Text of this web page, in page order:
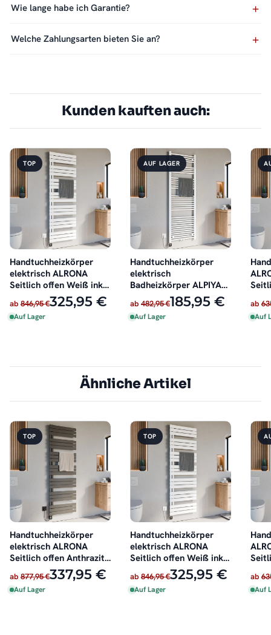
Wie lange habe ich Garantie?
Welche Zahlungsarten bieten Sie an?
Kunden kauften auch:
TOP
Handtuchheizkörper
elektrisch ALRONA
Seitlich offen Weiß inkl.
ab 846,95 €325,95 €
Auf Lager
AUF LAGER
Handtuchheizkörper
elektrisch
Badheizkörper ALPIYA
Weiß inkl. Heizstab
ab 482,95 €185,95 €
Auf Lager
ab
Auf
Ähnliche Artikel
TOP
Handtuchheizkörper
elektrisch ALRONA
Seitlich offen Anthrazit
inkl. Heizstab
ab 877,95 €337,95 €
Auf Lager
TOP
Handtuchheizkörper
elektrisch ALRONA
Seitlich offen Weiß inkl.
ab 846,95 €325,95 €
Auf Lager
ab
Auf